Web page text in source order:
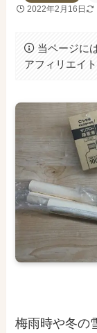
2022年2月16日
当ページに
アフィリエイ
梅雨時や冬の